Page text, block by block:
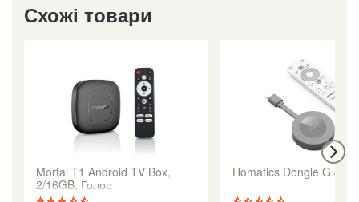
Схожі товари
Mortal T1 Android TV Box,
2/16GB, Голос
Homatics Dongle G 4K